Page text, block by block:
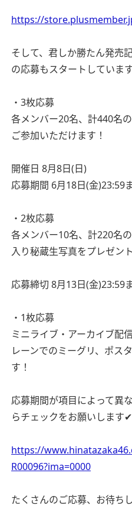
https://
そして、君しか勝たん発売
の応募もスタートしていま
・3枚応募
各メンバー20名、計440名
ご参加いただけます！
開催日 8月8日(日)
応募期間 6月18日(金)23:59
・2枚応募
各メンバー10名、計220名
入り秘蔵生写真をプレゼン
応募締切 8月13日(金)23:59
・1枚応募
ミニライブ・アーカイブ配
レーンでのミーグリ、ポス
す！
応募期間が項目によって異
らチェックをお願いします✔︎
https://
R00096?ima=0000
たくさんのご応募、お待ち